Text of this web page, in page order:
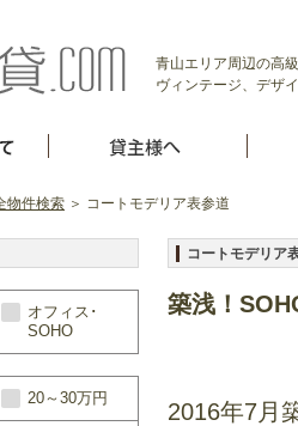
青山エリア周辺の高
ヴィンテージ、デザ
物件検索 ＞ コートモデリア表参道
コートモデリア
築浅！
2016年7月
オフィス･
SOHO
20～30万円